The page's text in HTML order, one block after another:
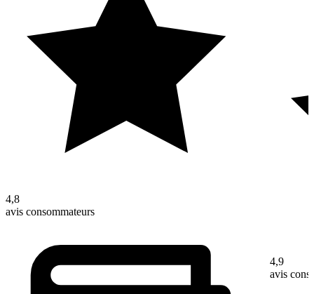
4,8
avis consommateurs
4,9
avis